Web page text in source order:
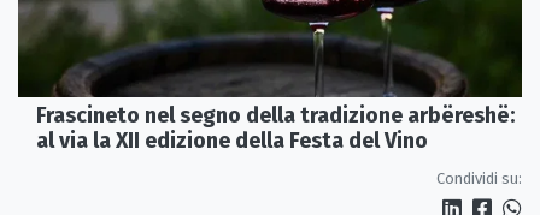
Frascineto nel segno della tradizione arbëreshë:
al via la XII edizione della Festa del Vino
Condividi su: